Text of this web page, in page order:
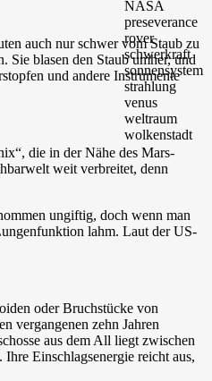
auch nur schwer vom Staub zu
blasen den Staub umher, und
und andere Instrumente
die in der Nähe des Mars-
weit verbreitet, denn
ungiftig, doch wenn man
lahm. Laut der US-
oder Bruchstücke von
vergangenen zehn Jahren
aus dem All liegt zwischen
Einschlagsenergie reicht aus,